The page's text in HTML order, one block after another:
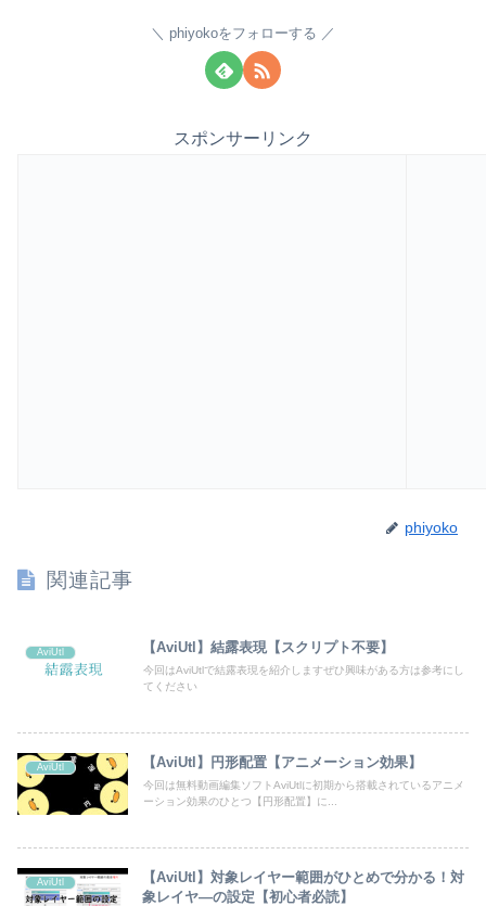
phiyokoをフォローする
スポンサーリンク
phiyoko
関連記事
AviUtl 【AviUtl】結露表現【スクリプト不要】
今回はAviUtlで結露表現を紹介しますぜひ興味がある方は参考にし
てください
AviUtl 【AviUtl】円形配置【アニメーション効果】
今回は無料動画編集ソフトAviUtlに初期から搭載されているアニメ
ーション効果のひとつ【円形配置】に...
AviUtl
【AviUtl】対象レイヤー範囲がひとめで分かる！対
象レイヤ―の設定【初心者必読】